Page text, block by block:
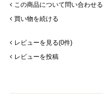
この商品について問い合わせる
買い物を続ける
レビューを見る(0件)
レビューを投稿